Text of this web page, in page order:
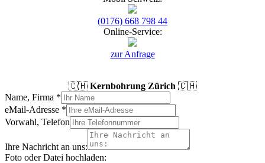
(0176) 668 798 44
Online-Service:
zur Anfrage
🇨🇭 Kernbohrung Zürich 🇨🇭
Name, Firma *
eMail-Adresse *
Vorwahl, Telefon
Ihre Nachricht an uns:
Foto oder Datei hochladen: